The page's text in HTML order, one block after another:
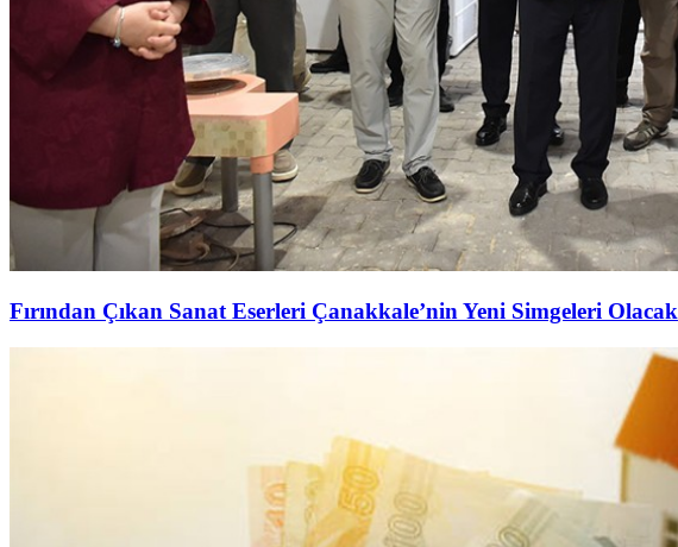
Fırından Çıkan Sanat Eserleri Çanakkale’nin Yeni Simgeleri Olacak